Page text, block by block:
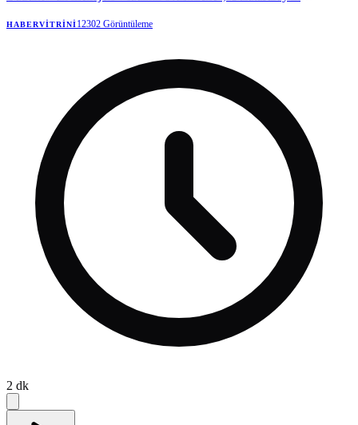
teklif olmadığını, sadece bir niyet mektubu gönderildiğini belirterek,
HABERVITRINI12302 Görüntüleme
2 dk